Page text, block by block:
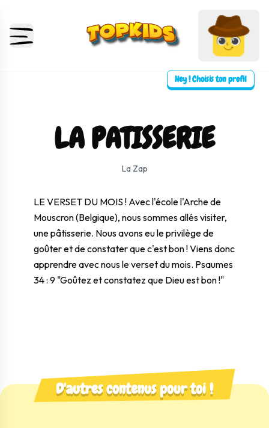
Hey ! Choisis ton profil
LA PATISSERIE
La Zap
0:00
LE VERSET DU MOIS ! Avec l'école l'Arche de
Mouscron (Belgique), nous sommes allés visiter,
une pâtisserie. Nous avons eu le privilège de
goûter et de constater que c'est bon ! Viens donc
apprendre avec nous le verset du mois. Psaumes
34 : 9 "Goûtez et constatez que Dieu est bon !"
D'autres contenus pour toi !